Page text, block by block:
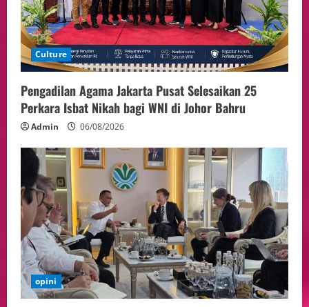
5
Kedua Negara.
04/08/2026
Culture
Pengadilan Agama Jakarta Pusat Selesaikan 25
Perkara Isbat Nikah bagi WNI di Johor Bahru
Admin 06/08/2026
opini